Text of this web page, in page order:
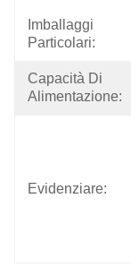
Imballaggi
Particolari:
Capacità Di
Alimentazione:
Evidenziare: